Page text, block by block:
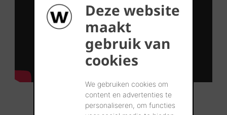
Deze website
maakt
gebruik van
cookies
We gebruiken cookies om
content en advertenties te
personaliseren, om functies